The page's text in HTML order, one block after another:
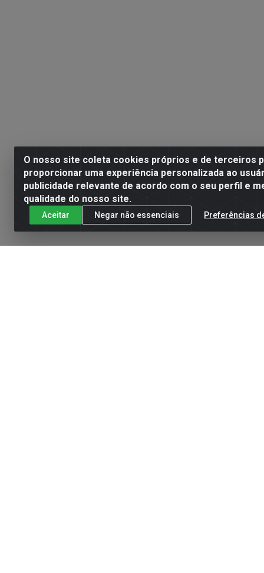
O nosso site coleta cookies próprios e de terceiros
proporcionar uma experiência personalizada ao
publicidade relevante de acordo com o seu perfil e
qualidade do nosso site.
Aceitar Negar não essenciais Preferências